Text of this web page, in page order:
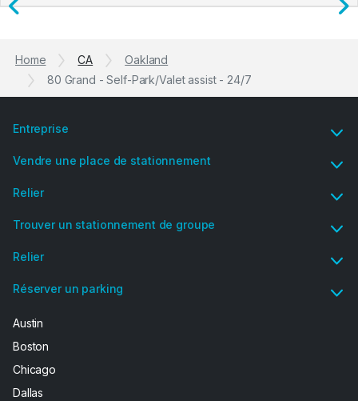
Previous
Home CA
Oakland
80 Grand - Self-Park/Valet assist - 24/7
Entreprise
Vendre une place de stationnement
Relier
Trouver un stationnement de groupe
Relier
Réserver un parking
Austin
Boston
Chicago
Dallas